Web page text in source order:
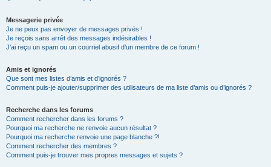
Messagerie privée
Je ne peux pas envoyer de messages privés !
Je reçois sans arrêt des messages indésirables !
J’ai reçu un spam ou un courriel abusif d’un membre de ce forum !
Amis et ignorés
Que sont mes listes d’amis et d’ignorés ?
Comment puis-je ajouter/supprimer des utilisateurs de ma liste d’amis ou d’ignorés ?
Recherche dans les forums
Comment rechercher dans les forums ?
Pourquoi ma recherche ne renvoie aucun résultat ?
Pourquoi ma recherche renvoie une page blanche ?!
Comment rechercher des membres ?
Comment puis-je trouver mes propres messages et sujets ?